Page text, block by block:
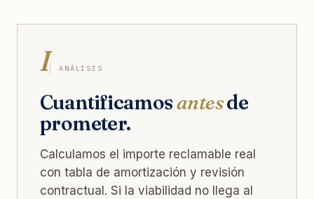
I ANÁLISIS
Cuantificamosantesde
prometer.
Calculamos el importe reclamable real
con tabla de amortización y revisión
contractual. Si la viabilidad no llega al